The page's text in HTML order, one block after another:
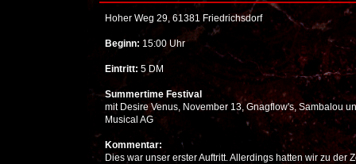
Hoher Weg 29, 61381 Friedrichsdorf
Beginn: 15:00 Uhr
Eintritt: 5 DM
Summertime Festival
mit Desire Venus, November 13, Gnagflow's, Sambalou
Musical AG
Kommentar:
Dies war unser erster Auftritt. Allerdings hatten wir zu der